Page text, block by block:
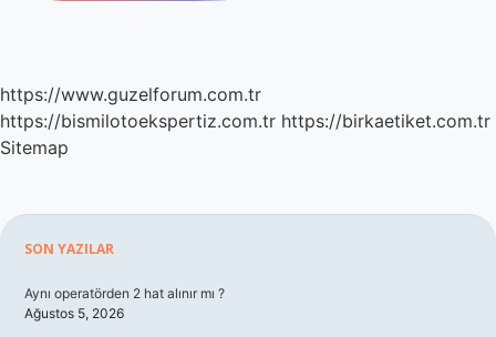
https://www.guzelforum.com.tr
https://bismilotoekspertiz.com.tr https://birkaetiket.com.tr
Sitemap
Sidebar
SON YAZILAR
Aynı operatörden 2 hat alınır mı ?
Ağustos 5, 2026